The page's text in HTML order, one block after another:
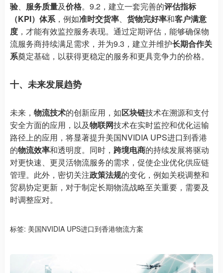
验、 服务质量及价格。9.2，建立一套完善的评估指标
（KPI）体系，例如准时交货率、 货物完好率和客户满意
度 ，才能有效监控服务表现。通过定期评估，能够确保物
流服务商持续满足需求，并为9.3，建立并维护长期合作关
系奠定基础，以获得更稳定的服务和更具竞争力的价格。
十、未来发展趋势
未来， 物流技术的创新应用，如区块链技术在溯源和支付
安全方面的应用，以及物联网技术在实时监控和优化运输
路径上的应用，将显著提升美国NVIDIA UPS进口到香港
的物流效率和透明度。同时， 跨境电商的持续发展将驱动
对更快速、更灵活物流服务的需求，促使企业优化供应链
管理。此外，密切关注政策法规的变化，例如关税调整和
贸易协定更新，对于制定长期物流战略至关重要，需要及
时调整应对。
标签: 美国NVIDIA UPS进口到香港物流方案